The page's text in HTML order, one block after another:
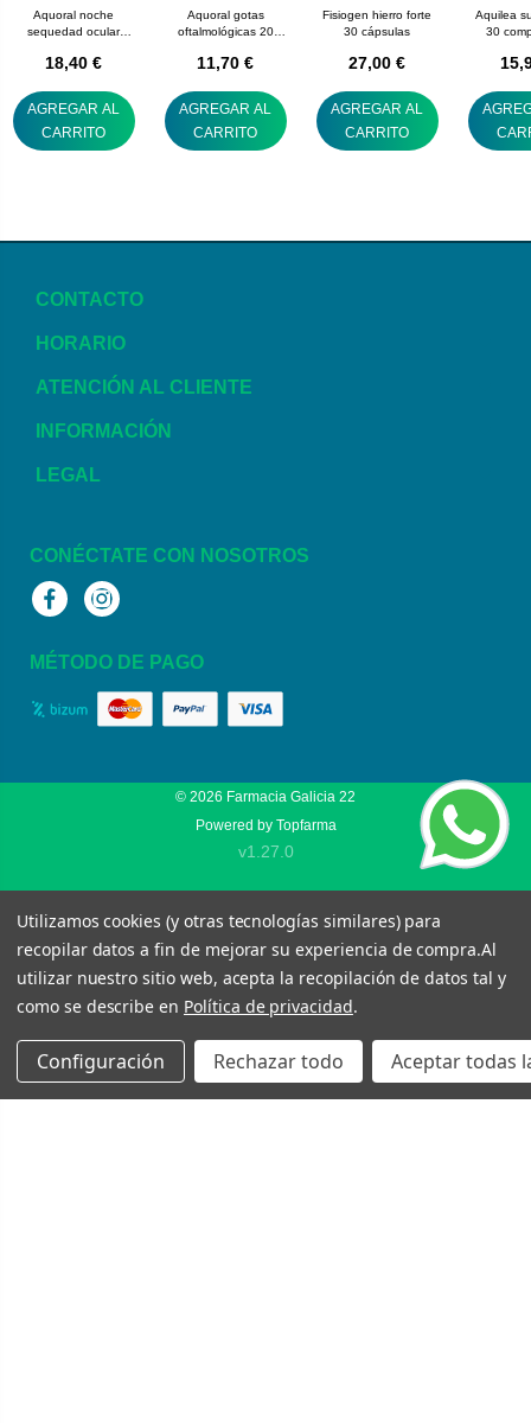
Aquoral noche
sequedad ocular
18,40 €
AGREGAR AL
CARRITO
Aquoral gotas
oftalmológicas 20
11,70 €
AGREGAR AL
CARRITO
Fisiogen hierro forte
30 cápsulas
27,00 €
AGREGAR AL
CARRITO
Aquilea
30
CONTACTO
HORARIO
ATENCIÓN AL CLIENTE
INFORMACIÓN
LEGAL
CONÉCTATE CON NOSOTROS
FacebookInstagram
MÉTODO DE PAGO
© 2026 Farmacia Galicia 22
Powered by Topfarma
v1.27.0
Utilizamos cookies (y otras tecnologías similares) para
recopilar datos a fin de mejorar su experiencia de compra.Al
utilizar nuestro sitio web, acepta la recopilación de datos tal y
como se describe en Política de privacidad.
Configuración Rechazar todo Aceptar todas